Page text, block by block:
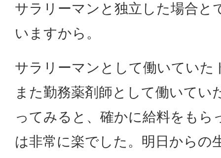
サラリーマンと独立した場合と
いますから。
サラリーマンとして働いていた
また勤務薬剤師として働いてい
ってみると、確かに給料をもら
は非常に楽でした。明日からの